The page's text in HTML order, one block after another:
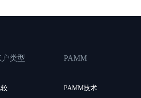
户类型
较
PAMM
PAMM技术